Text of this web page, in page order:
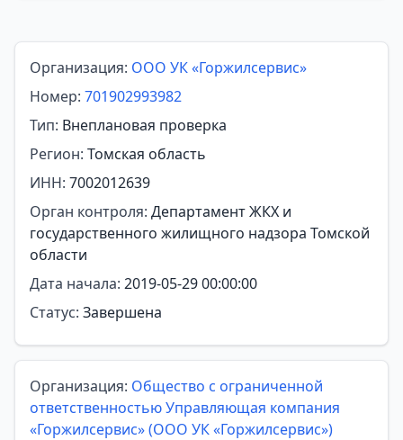
Организация: ООО УК «Горжилсервис»
Номер: 701902993982
Тип: Внеплановая проверка
Регион: Томская область
ИНН: 7002012639
Орган контроля: Департамент ЖКХ и
государственного жилищного надзора Томской
области
Дата начала: 2019-05-29 00:00:00
Статус: Завершена
Организация: Общество с ограниченной
ответственностью Управляющая компания
«Горжилсервис» (ООО УК «Горжилсервис»)